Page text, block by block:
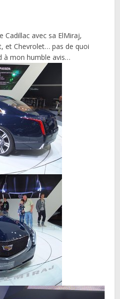
Cadillac avec sa ElMiraj,
et Chevrolet… pas de quoi
à mon humble avis…